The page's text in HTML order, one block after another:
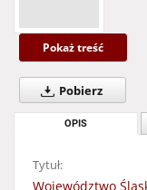
Pokaż treść
Pobierz
OPIS
Tytuł:
Województwo